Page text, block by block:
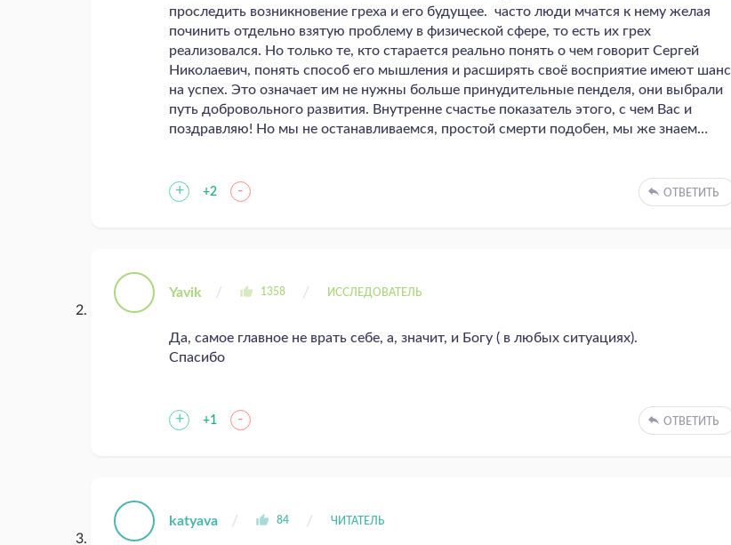
проследить возникновение греха и его будущее. часто люди мчатся к нему желая
починить отдельно взятую проблему в физической сфере, то есть их грех
реализовался. Но только те, кто старается реально понять о чем говорит Сергей
Николаевич, понять способ его мышления и расширять своё восприятие имеют шанс
на успех. Это означает им не нужны больше принудительные пенделя, они выбрали
путь добровольного развития. Внутренне счастье показатель этого, с чем Вас и
поздравляю! Но мы не останавливаемся, простой смерти подобен, мы же знаем…
+ +2 - ОТВЕТИТЬ
Yavik 1358 ИССЛЕДОВАТЕЛЬ
Да, самое главное не врать себе, а, значит, и Богу ( в любых ситуациях).
Спасибо
+ +1 - ОТВЕТИТЬ
katyava 84 ЧИТАТЕЛЬ